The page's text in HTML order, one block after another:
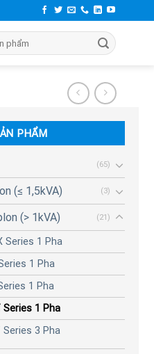
PHẨM
(65)
(≤ 1,5kVA) (3)
(> 1kVA) (21)
Series 1 Pha
1 Pha
1 Pha
Series 1 Pha
Series 3 Pha